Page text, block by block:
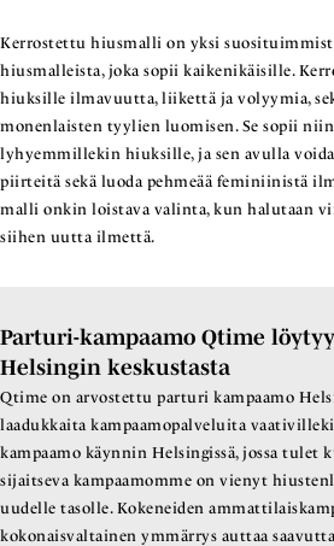
Kerrostettu hiusmalli on yksi
hiusmalleista, joka sopii kaikenikäisille.
hiuksille ilmavuutta, liikettä ja volyymia,
monenlaisten tyylien luomisen. Se sopii
lyhyemmillekin hiuksille, ja sen avulla
piirteitä sekä luoda pehmeää feminiinistä
malli onkin loistava valinta, kun halutaan
siihen uutta ilmettä.
Parturi-kampaamo Qtime
Helsingin keskustasta
Qtime on arvostettu parturi kampaamo
laadukkaita kampaamopalveluita
kampaamo käynnin Helsingissä, jossa tulet
sijaitseva kampaamomme on vienyt
uudelle tasolle. Kokeneiden
kokonaisvaltainen ymmärrys auttaa